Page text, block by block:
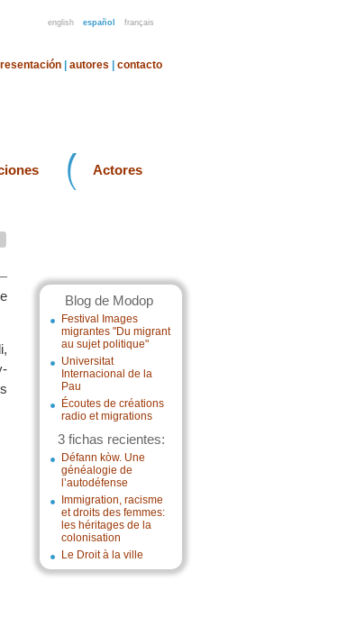
english español français
autores contacto
Actores
Blog de Modop
Festival Images
migrantes "Du migrant
au sujet politique"
Universitat
Internacional de la
Pau
Écoutes de créations
radio et migrations
3 fichas recientes:
Défann kòw. Une
généalogie de
l’autodéfense
Immigration, racisme
et droits des femmes:
les héritages de la
colonisation
Le Droit à la ville